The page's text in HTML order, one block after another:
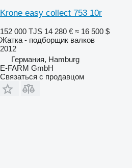
Krone easy collect 753 10r
152 000 TJS 14 280 € ≈ 16 500 $
Жатка - подборщик валков
2012
Германия, Hamburg
E-FARM GmbH
Связаться с продавцом